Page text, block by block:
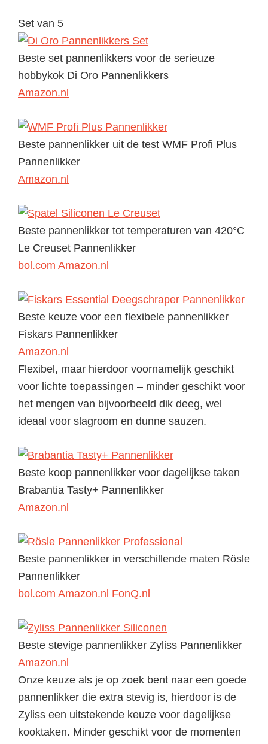
Set van 5
Beste set pannenlikkers voor de serieuze
hobbykok Di Oro Pannenlikkers
Amazon.nl
Beste pannenlikker uit de test WMF Profi Plus
Pannenlikker
Amazon.nl
Beste pannenlikker tot temperaturen van 420°C
Le Creuset Pannenlikker
bol.com Amazon.nl
Beste keuze voor een flexibele pannenlikker
Fiskars Pannenlikker
Amazon.nl
Flexibel, maar hierdoor voornamelijk geschikt
voor lichte toepassingen – minder geschikt voor
het mengen van bijvoorbeeld dik deeg, wel
ideaal voor slagroom en dunne sauzen.
Beste koop pannenlikker voor dagelijkse taken
Brabantia Tasty+ Pannenlikker
Amazon.nl
Beste pannenlikker in verschillende maten Rösle
Pannenlikker
bol.com Amazon.nl FonQ.nl
Beste stevige pannenlikker Zyliss Pannenlikker
Amazon.nl
Onze keuze als je op zoek bent naar een goede
pannenlikker die extra stevig is, hierdoor is de
Zyliss een uitstekende keuze voor dagelijkse
kooktaken. Minder geschikt voor de momenten